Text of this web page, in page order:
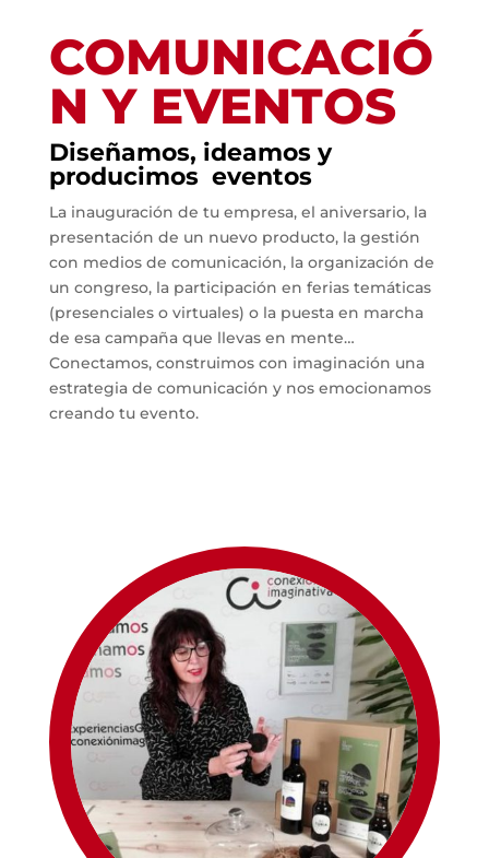
COMUNICACIÓ
N Y EVENTOS
Diseñamos, ideamos y
producimos eventos
La inauguración de tu empresa, el aniversario, la
presentación de un nuevo producto, la gestión
con medios de comunicación, la organización de
un congreso, la participación en ferias temáticas
(presenciales o virtuales) o la puesta en marcha
de esa campaña que llevas en mente…
Conectamos, construimos con imaginación una
estrategia de comunicación y nos emocionamos
creando tu evento.